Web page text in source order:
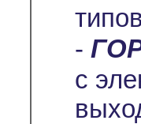
-
с